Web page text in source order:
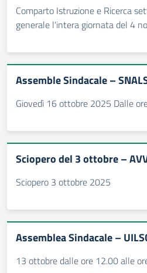
Comparto Istruzione e Ricerca
generale l'intera giornata del 4
Assemble Sindacale –
Giovedì 16 ottobre 2025 Dalle
Sciopero del 3 ottobre –
Sciopero 3 ottobre 2025
Assemblea Sindacale –
13 ottobre dalle ore 12.00 alle